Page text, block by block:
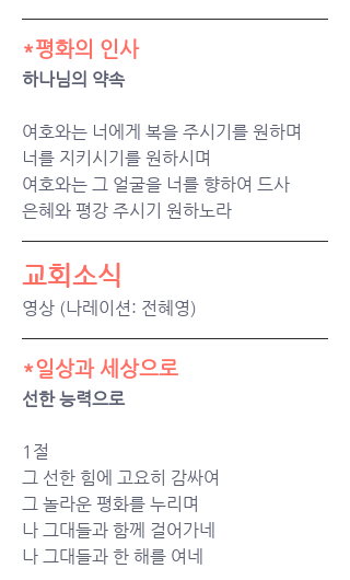
*평화의 인사
하나님의 약속
여호와는 너에게 복을 주시기를 원하며
너를 지키시기를 원하시며
여호와는 그 얼굴을 너를 향하여 드사
은혜와 평강 주시기 원하노라
교회소식
영상 (나레이션: 전혜영)
*일상과 세상으로
선한 능력으로
1절
그 선한 힘에 고요히 감싸여
그 놀라운 평화를 누리며
나 그대들과 함께 걸어가네
나 그대들과 한 해를 여네